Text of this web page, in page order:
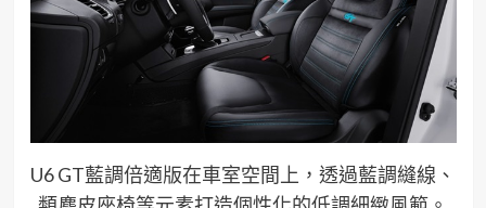
U6 GT藍調倍適版在車室空間上，透過藍調縫線、